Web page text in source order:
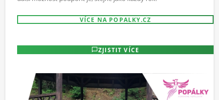
VÍCE NA POPALKY.CZ
ZJISTIT VÍCE